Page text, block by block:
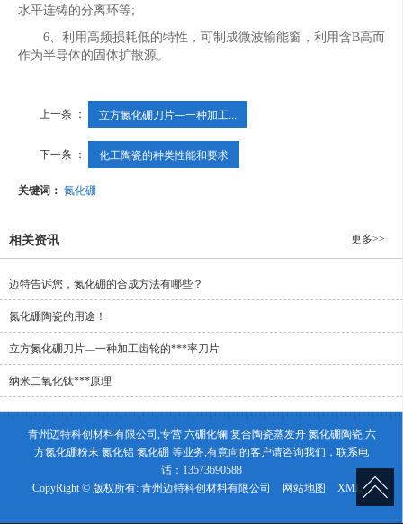
水平连铸的分离环等;
6、利用高频损耗低的特性，可制成微波输能窗，利用含B高而
作为半导体的固体扩散源。
上一条 ： 立方氮化硼刀片—一种加工...
下一条 ： 化工陶瓷的种类性能和要求
关键词： 氮化硼
相关资讯 更多>>
迈特告诉您，氮化硼的合成方法有哪些？
氮化硼陶瓷的用途！
立方氮化硼刀片—一种加工齿轮的***率刀片
纳米二氧化钛***原理
青州迈特科创材料有限公司,专营 六硼化镧 复合陶瓷蒸发舟 氮化硼陶瓷 六
方氮化硼粉末 氮化铝 氮化硼 等业务,有意向的客户请咨询我们，联系电
话：13573690588
CopyRight © 版权所有: 青州迈特科创材料有限公司 网站地图 XML